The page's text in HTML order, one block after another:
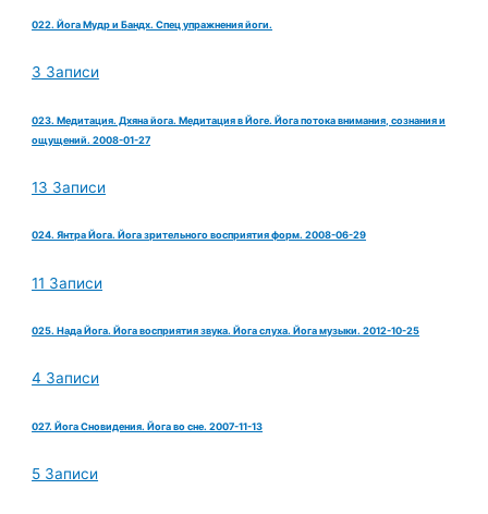
022. Йога Мудр и Бандх. Спец упражнения йоги.
3 Записи
023. Медитация. Дхяна йога. Медитация в Йоге. Йога потока внимания, сознания и
ощущений. 2008-01-27
13 Записи
024. Янтра Йога. Йога зрительного восприятия форм. 2008-06-29
11 Записи
025. Нада Йога. Йога восприятия звука. Йога слуха. Йога музыки. 2012-10-25
4 Записи
027. Йога Сновидения. Йога во сне. 2007-11-13
5 Записи